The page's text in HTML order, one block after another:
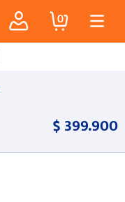
0
$399.900